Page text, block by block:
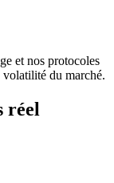
et nos protocoles
volatilité du marché.
réel